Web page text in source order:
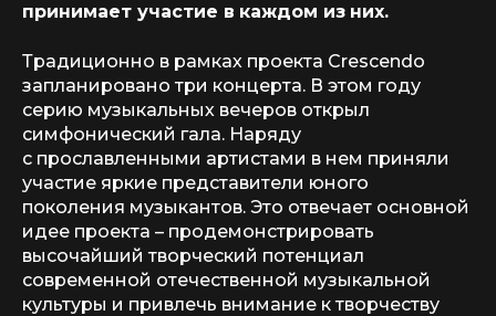
принимает участие в каждом из них.
Традиционно в рамках проекта Crescendo
запланировано три концерта. В этом году
серию музыкальных вечеров открыл
симфонический гала. Наряду
с прославленными артистами в нем приняли
участие яркие представители юного
поколения музыкантов. Это отвечает основной
идее проекта – продемонстрировать
высочайший творческий потенциал
современной отечественной музыкальной
культуры и привлечь внимание к творчеству